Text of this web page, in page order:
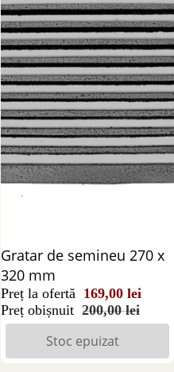
Stoc epuizat
Gratar de semineu 270 x
320 mm
Preț la ofertă 169,00 lei
Preț obișnuit 200,00 lei
Stoc epuizat